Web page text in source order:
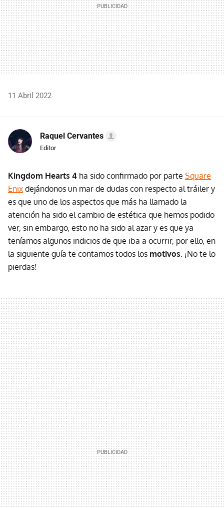
11 Abril 2022
Raquel Cervantes
Editor
Kingdom Hearts 4 ha sido confirmado por parte Square
Enix dejándonos un mar de dudas con respecto al tráiler y
es que uno de los aspectos que más ha llamado la
atención ha sido el cambio de estética que hemos podido
ver, sin embargo, esto no ha sido al azar y es que ya
teníamos algunos indicios de que iba a ocurrir, por ello, en
la siguiente guía te contamos todos los motivos . ¡No te lo
pierdas!